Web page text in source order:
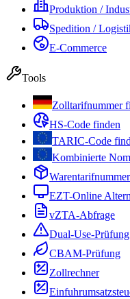
Produktion /
Spedition /
E-Commerce
Tools
Zolltarifnummer
HS-Code finden
TARIC-Code
Kombinierte
EZT-Online
vZTA-Abfrage
Dual-Use-Prüfung
CBAM-Prüfung
Zollrechner